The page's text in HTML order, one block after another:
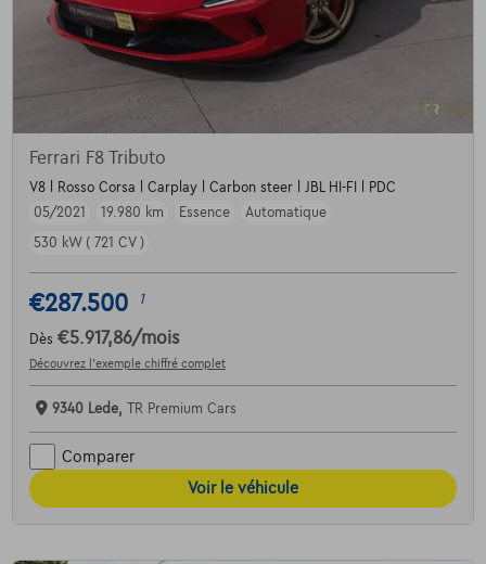
Ferrari F8 Tributo
V8 l Rosso Corsa l Carplay l Carbon steer l JBL HI-FI l PDC
05/2021
19.980 km Essence
Automatique
530 kW ( 721 CV )
€287.500 1
Dès €5.917,86/mois
Découvrez l’exemple chiffré complet
9340 Lede, TR Premium Cars
Comparer
Voir le véhicule